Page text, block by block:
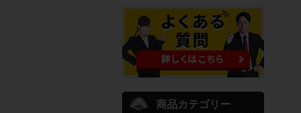
商品カテゴリー